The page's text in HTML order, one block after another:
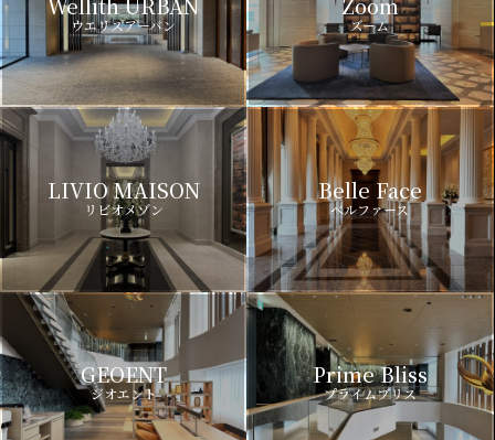
ウエリスアーバン ズーム
LIVIO MAISON
リビオメゾン
Belle Face
ベルファース
GEOENT
ジオエント
Prime Bliss
プライムブリス